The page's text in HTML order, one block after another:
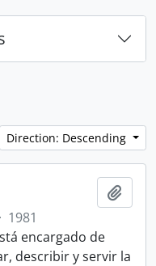
Direction: Descending
· 1981
encargado de
describir y servir la